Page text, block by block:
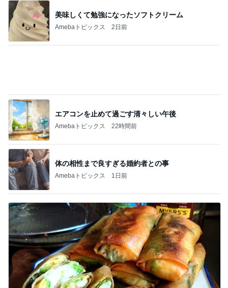
美味しくて勉強になったソフトクリーム
Amebaトピックス 2日前
体の相性まで良すぎる婚約者との事
Amebaトピックス 1日前
間違いない海老アボチーズの春巻き
Amebaトピックス 9時間前